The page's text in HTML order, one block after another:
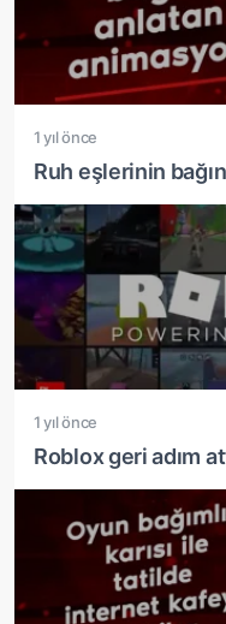
1 yıl önce
Ruh eşlerinin
1 yıl önce
Roblox geri adım